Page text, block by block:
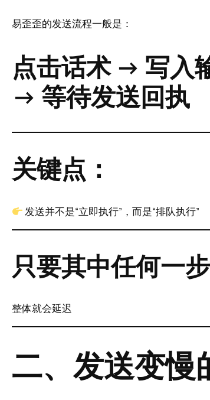
易歪歪的发送流程一般是：
点击话术 → 写入
→ 等待发送回执
关键点：
发送并不是“立即执行”，而是“排队执行”
只要其中任何一
整体就会延迟
二、发送变慢